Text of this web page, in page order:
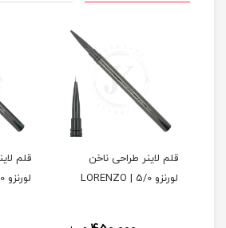
قلم لاینر طراحی ناخن
لورنزو 5/0 | LORENZO
قلم
لورنزو 3/0 LORENZO